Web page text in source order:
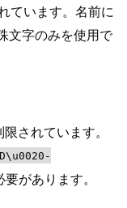
ています。名前に
文字のみを使用で
されています。
があります。